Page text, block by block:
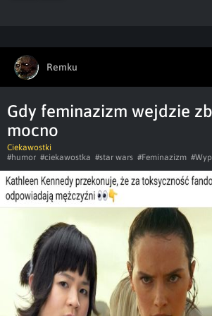
Remku
Gdy feminazizm wejdzie
mocno
Ciekawostki
#humor #ciekawostka #star wars #Feminazizm